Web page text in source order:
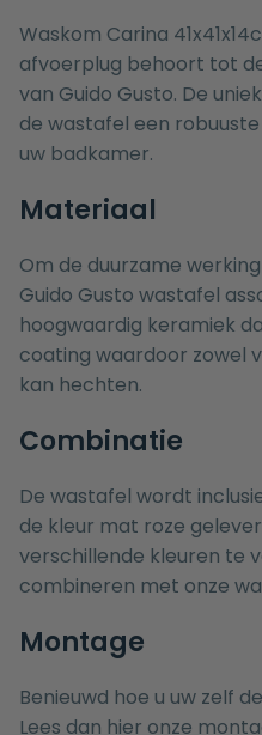
Waskom Carina
afvoerplug behoort tot
van Guido Gusto. De
de wastafel een
uw badkamer.
Materiaal
Om de duurzame
Guido Gusto wastafel
hoogwaardig keramiek
coating waardoor zowel
kan hechten.
Combinatie
De wastafel wordt
de kleur mat roze
verschillende kleuren te
combineren met onze
Montage
Benieuwd hoe u uw zelf
Lees dan hier onze